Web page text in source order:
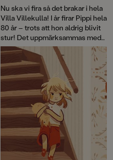
Nu ska vi fira så det brakar i hela
Villa Villekulla! I år firar Pippi hela
80 år – trots att hon aldrig blivit
stur! Det uppmärksammas med
flera böcker, däribland David
Känner du Astrid
Lindgrenoch en
genomillustrerad version av
Pippi på de sju haven.